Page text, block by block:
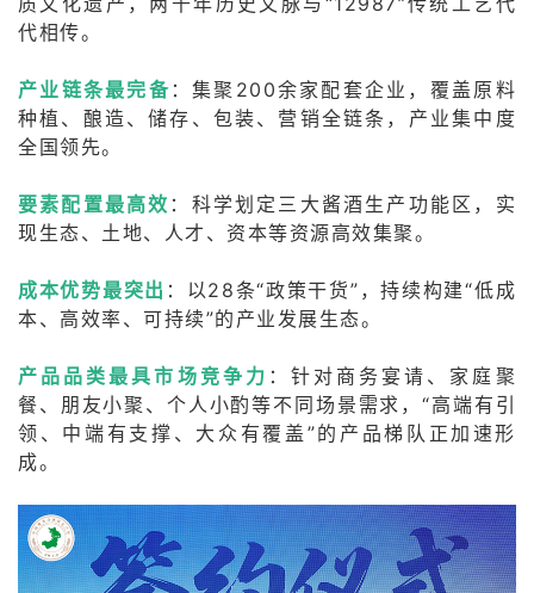
代相传。
产业链条最完备 ：集聚200余家配套企业，覆盖原料
种植、酿造、储存、包装、营销全链条，产业集中度
全国领先。
要素配置最高效 ：科学划定三大酱酒生产功能区，实
现生态、土地、人才、资本等资源高效集聚。
成本优势最突出 ：以28条“政策干货”，持续构建“低成
本、高效率、可持续”的产业发展生态。
产品品类最具市场竞争力 ：针对商务宴请、家庭聚
餐、朋友小聚、个人小酌等不同场景需求，“高端有引
领、中端有支撑、大众有覆盖”的产品梯队正加速形
成。